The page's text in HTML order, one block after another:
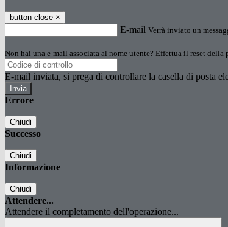
button close ×
E-mail Verrà inviato un
Non hai una e-mail associata al nome utente? Effettua il reset della
E-mail inviata, si prega di controllare la casella di posta
Errore
Chiudi
Successo
Chiudi
Informazione
Chiudi
Attendere...
Attendere il completamento dell'operazione...